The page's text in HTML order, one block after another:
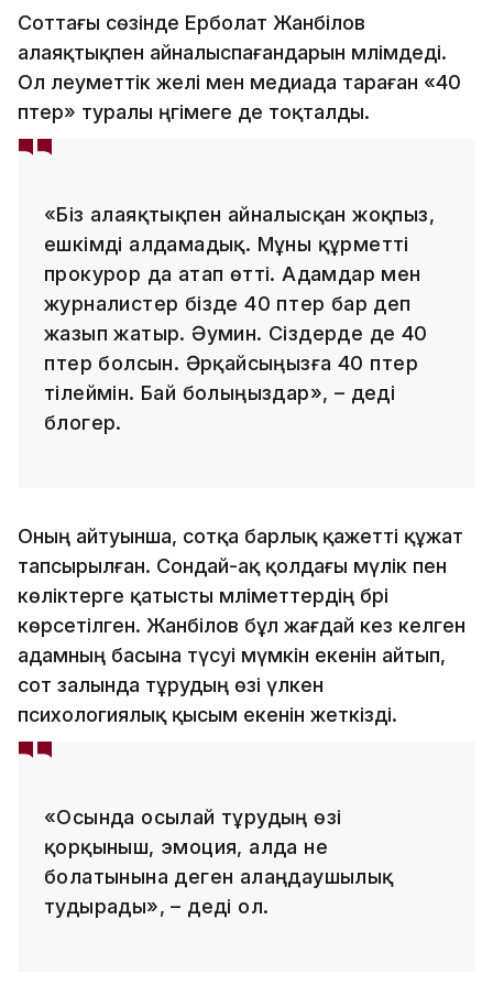
Соттағы сөзінде Ерболат Жанәбілов
алаяқтықпен айналыспағандарын мәлімдеді.
Ол әлеуметтік желі мен медиада тараған «40
пәтер» туралы әңгімеге де тоқталды.
«Біз алаяқтықпен айналысқан жоқпыз,
ешкімді алдамадық. Мұны құрметті
прокурор да атап өтті. Адамдар мен
журналистер бізде 40 пәтер бар деп
жазып жатыр. Әумин. Сіздерде де 40
пәтер болсын. Әрқайсыңызға 40 пәтер
тілеймін. Бай болыңыздар», – деді
блогер.
Оның айтуынша, сотқа барлық қажетті құжат
тапсырылған. Сондай-ақ қолдағы мүлік пен
көліктерге қатысты мәліметтердің бәрі
көрсетілген. Жанәбілов бұл жағдай кез келген
адамның басына түсуі мүмкін екенін айтып,
сот залында тұрудың өзі үлкен
психологиялық қысым екенін жеткізді.
«Осында осылай тұрудың өзі
қорқыныш, эмоция, алда не
болатынына деген алаңдаушылық
тудырады», – деді ол.